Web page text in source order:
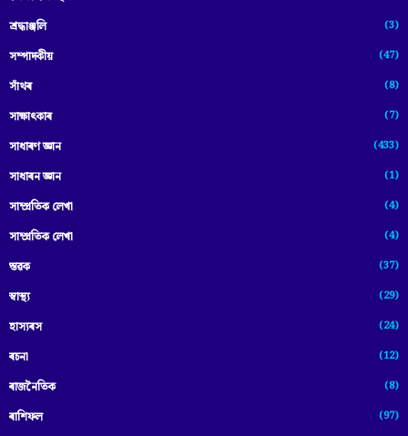
শ্ৰদ্ধাঞ্জলি (3)
সম্পাদকীয় (47)
সাঁথৰ (8)
সাক্ষাৎকাৰ (7)
সাধাৰণ জ্ঞান (433)
সাধাৰন জ্ঞান (1)
সাম্প্রতিক লেখা (4)
সাম্প্ৰতিক লেখা (4)
স্তৱক (37)
স্বাস্থ্য (29)
হাস্যৰস (24)
ৰচনা (12)
ৰাজনৈতিক (8)
ৰাশিফল (97)